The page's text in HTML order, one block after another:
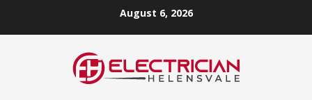
August 6, 2026